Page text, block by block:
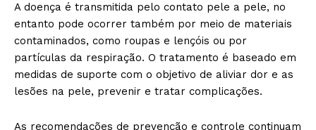
A doença é transmitida pelo contato pele a pele, no
entanto pode ocorrer também por meio de materiais
contaminados, como roupas e lençóis ou por
partículas da respiração. O tratamento é baseado em
medidas de suporte com o objetivo de aliviar dor e as
lesões na pele, prevenir e tratar complicações.
As recomendações de prevenção e controle continuam